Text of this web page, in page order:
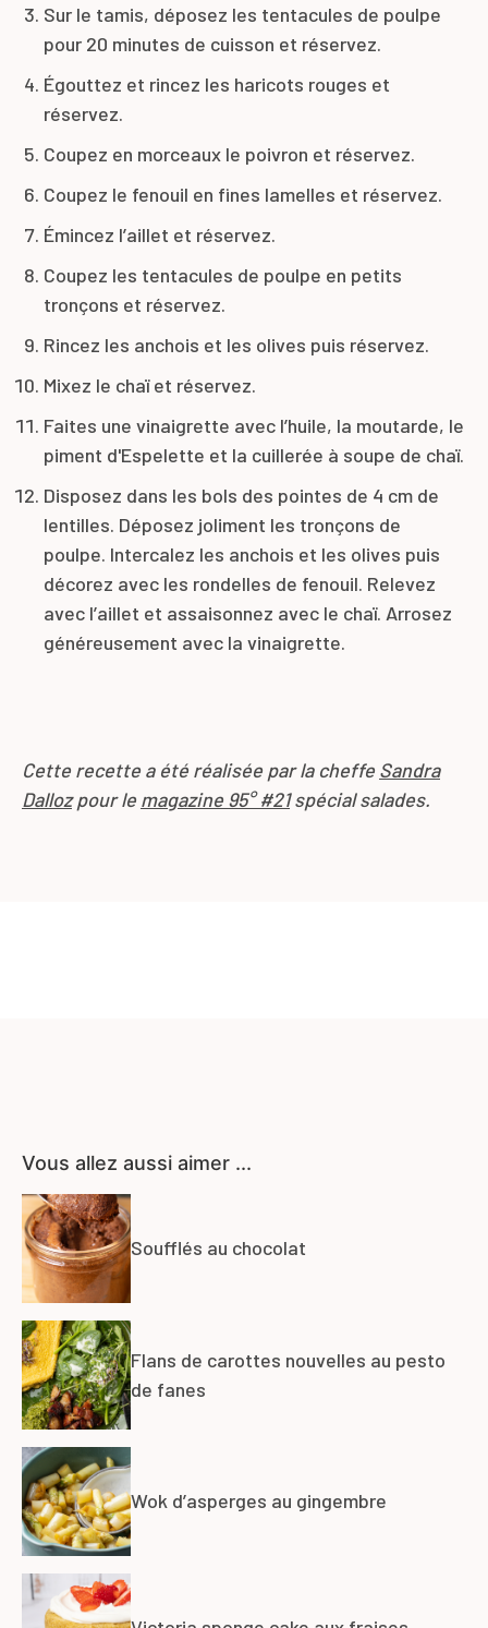
Sur le tamis, déposez les tentacules de poulpe
pour 20 minutes de cuisson et réservez.
Égouttez et rincez les haricots rouges et
réservez.
Coupez en morceaux le poivron et réservez.
Coupez le fenouil en fines lamelles et réservez.
Émincez l’aillet et réservez.
Coupez les tentacules de poulpe en petits
tronçons et réservez.
Rincez les anchois et les olives puis réservez.
Mixez le chaï et réservez.
Faites une vinaigrette avec l’huile, la moutarde, le
piment d'Espelette et la cuillerée à soupe de chaï.
Disposez dans les bols des pointes de 4 cm de
lentilles. Déposez joliment les tronçons de
poulpe. Intercalez les anchois et les olives puis
décorez avec les rondelles de fenouil. Relevez
avec l’aillet et assaisonnez avec le chaï. Arrosez
généreusement avec la vinaigrette.
Cette recette a été réalisée par la cheffe Sandra
Dallozpour le magazine 95° #21spécial salades.
Vous allez aussi aimer ...
Soufflés au chocolat
Flans de carottes nouvelles au pesto
de fanes
Wok d’asperges au gingembre